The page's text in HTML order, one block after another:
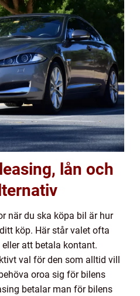
lån och
när du ska köpa bil är hur
köp. Här står valet ofta
att betala kontant.
val för den som alltid vill
oroa sig för bilens
betalar man för bilens